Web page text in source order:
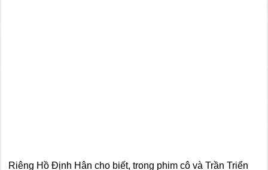
Riêng Hồ Định Hân cho biết, trong phim cô và Trần Triển